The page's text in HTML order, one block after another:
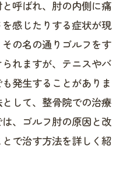
呼ばれ、肘の内側に痛
感じたりする症状が現
の名の通りゴルフをす
れますが、テニスやバ
発生することがありま
して、整骨院での治療
、ゴルフ肘の原因と改
で治す方法を詳しく紹